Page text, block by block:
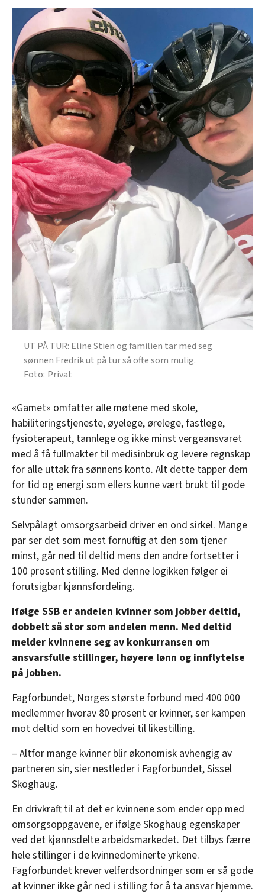
UT PÅ TUR: Eline Stien og familien tar med seg
sønnen Fredrik ut på tur så ofte som mulig.
Privat
«Gamet» omfatter alle møtene med skole,
habiliteringstjeneste, øyelege, ørelege, fastlege,
fysioterapeut, tannlege og ikke minst vergeansvaret
med å få fullmakter til medisinbruk og levere regnskap
for alle uttak fra sønnens konto. Alt dette tapper dem
for tid og energi som ellers kunne vært brukt til gode
stunder sammen.
Selvpålagt omsorgsarbeid driver en ond sirkel. Mange
par ser det som mest fornuftig at den som tjener
minst, går ned til deltid mens den andre fortsetter i
100 prosent stilling. Med denne logikken følger ei
forutsigbar kjønnsfordeling.
Ifølge SSB er andelen kvinner som jobber deltid,
dobbelt så stor som andelen menn. Med deltid
melder kvinnene seg av konkurransen om
ansvarsfulle stillinger, høyere lønn og innflytelse
på jobben.
Fagforbundet, Norges største forbund med 400 000
medlemmer hvorav 80 prosent er kvinner, ser kampen
mot deltid som en hovedvei til likestilling.
– Altfor mange kvinner blir økonomisk avhengig av
partneren sin, sier nestleder i Fagforbundet, Sissel
Skoghaug.
En drivkraft til at det er kvinnene som ender opp med
omsorgsoppgavene, er ifølge Skoghaug egenskaper
ved det kjønnsdelte arbeidsmarkedet. Det tilbys færre
hele stillinger i de kvinnedominerte yrkene.
Fagforbundet krever velferdsordninger som er så gode
at kvinner ikke går ned i stilling for å ta ansvar hjemme.